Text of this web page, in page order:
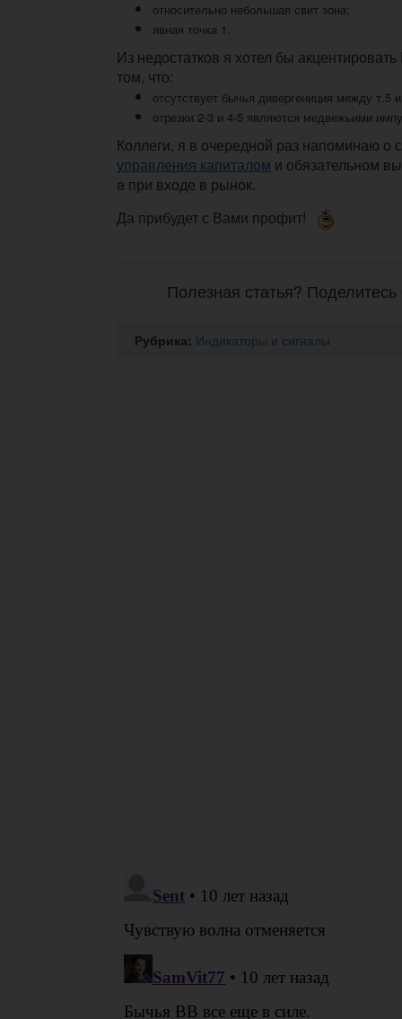
относительно небольшая свит зона;
явная точка 1.
Из недостатков я хотел бы
том, что:
отсутствует бычья дивергениция между т.5
отрезки 2-3 и 4-5 являются медвежьими
Коллеги, я в очередной раз напоминаю о
управления капиталом и обязательном
a при входе в рынок.
Да прибудет с Вами профит!
Полезная статья?
Рубрика: Индикаторы и сигналы